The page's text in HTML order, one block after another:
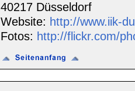
40217 Düsseldorf
Website: http://www.iik-
Fotos: http://flickr.com/